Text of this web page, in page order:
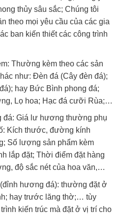
thủy sâu sắc; Chúng tôi
theo mọi yêu cầu của các gia
ban kiến thiết các công trình
Thường kèm theo các sản
như: Đèn đá (Cây đèn đá);
hay Bức Bình phong đá;
Lọ hoa; Hạc đá cưỡi Rùa;…
đá: Giá lư hương thường phụ
Kích thước, đường kính
Số lượng sản phẩm kèm
lắp đặt; Thời điểm đặt hàng
độ sắc nét của hoa văn,…
hương đá): thường đặt ở
hay trước lăng thờ;… tùy
kiến trúc mà đặt ở vị trí cho